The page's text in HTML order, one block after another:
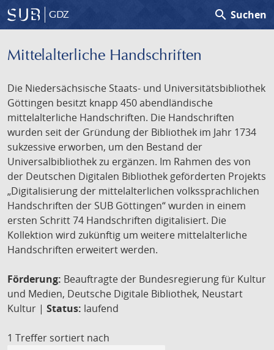
GDZ search Suchen
Mittelalterliche Handschriften
Die Niedersächsische Staats- und Universitätsbibliothek
Göttingen besitzt knapp 450 abendländische
mittelalterliche Handschriften. Die Handschriften
wurden seit der Gründung der Bibliothek im Jahr 1734
sukzessive erworben, um den Bestand der
Universalbibliothek zu ergänzen. Im Rahmen des von
der Deutschen Digitalen Bibliothek geförderten Projekts
„Digitalisierung der mittelalterlichen volkssprachlichen
Handschriften der SUB Göttingen“ wurden in einem
ersten Schritt 74 Handschriften digitalisiert. Die
Kollektion wird zukünftig um weitere mittelalterliche
Handschriften erweitert werden.
Förderung: Beauftragte der Bundesregierung für Kultur
und Medien, Deutsche Digitale Bibliothek, Neustart
Kultur | Status: laufend
1 Treffer sortiert nach